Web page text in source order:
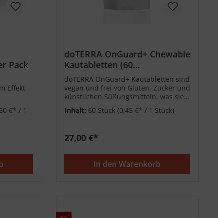
Pack
Effekt
Öle
€* / 1
doTERRA OnGuard+ Chewable
Kautabletten (60
Kautabletten)
doTERRA OnGuard+ Kautabletten sind
vegan und frei von Gluten, Zucker und
künstlichen Süßungsmitteln, was sie
zu einer ausgezeichneten Wahl für
die ganze Familie macht.
Inhalt: 60 Stück (0,45 €* / 1 Stück)
27,00 €*
In den Warenkorb